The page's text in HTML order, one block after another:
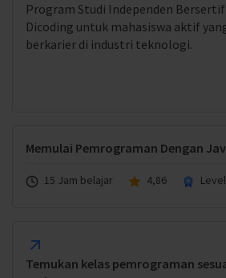
Program Studi Independen
Dicoding untuk mahasiswa aktif
berkarier di industri teknologi.
Memulai Pemrograman Dengan
15 Jam belajar 4,86
Temukan kelas pemrograman